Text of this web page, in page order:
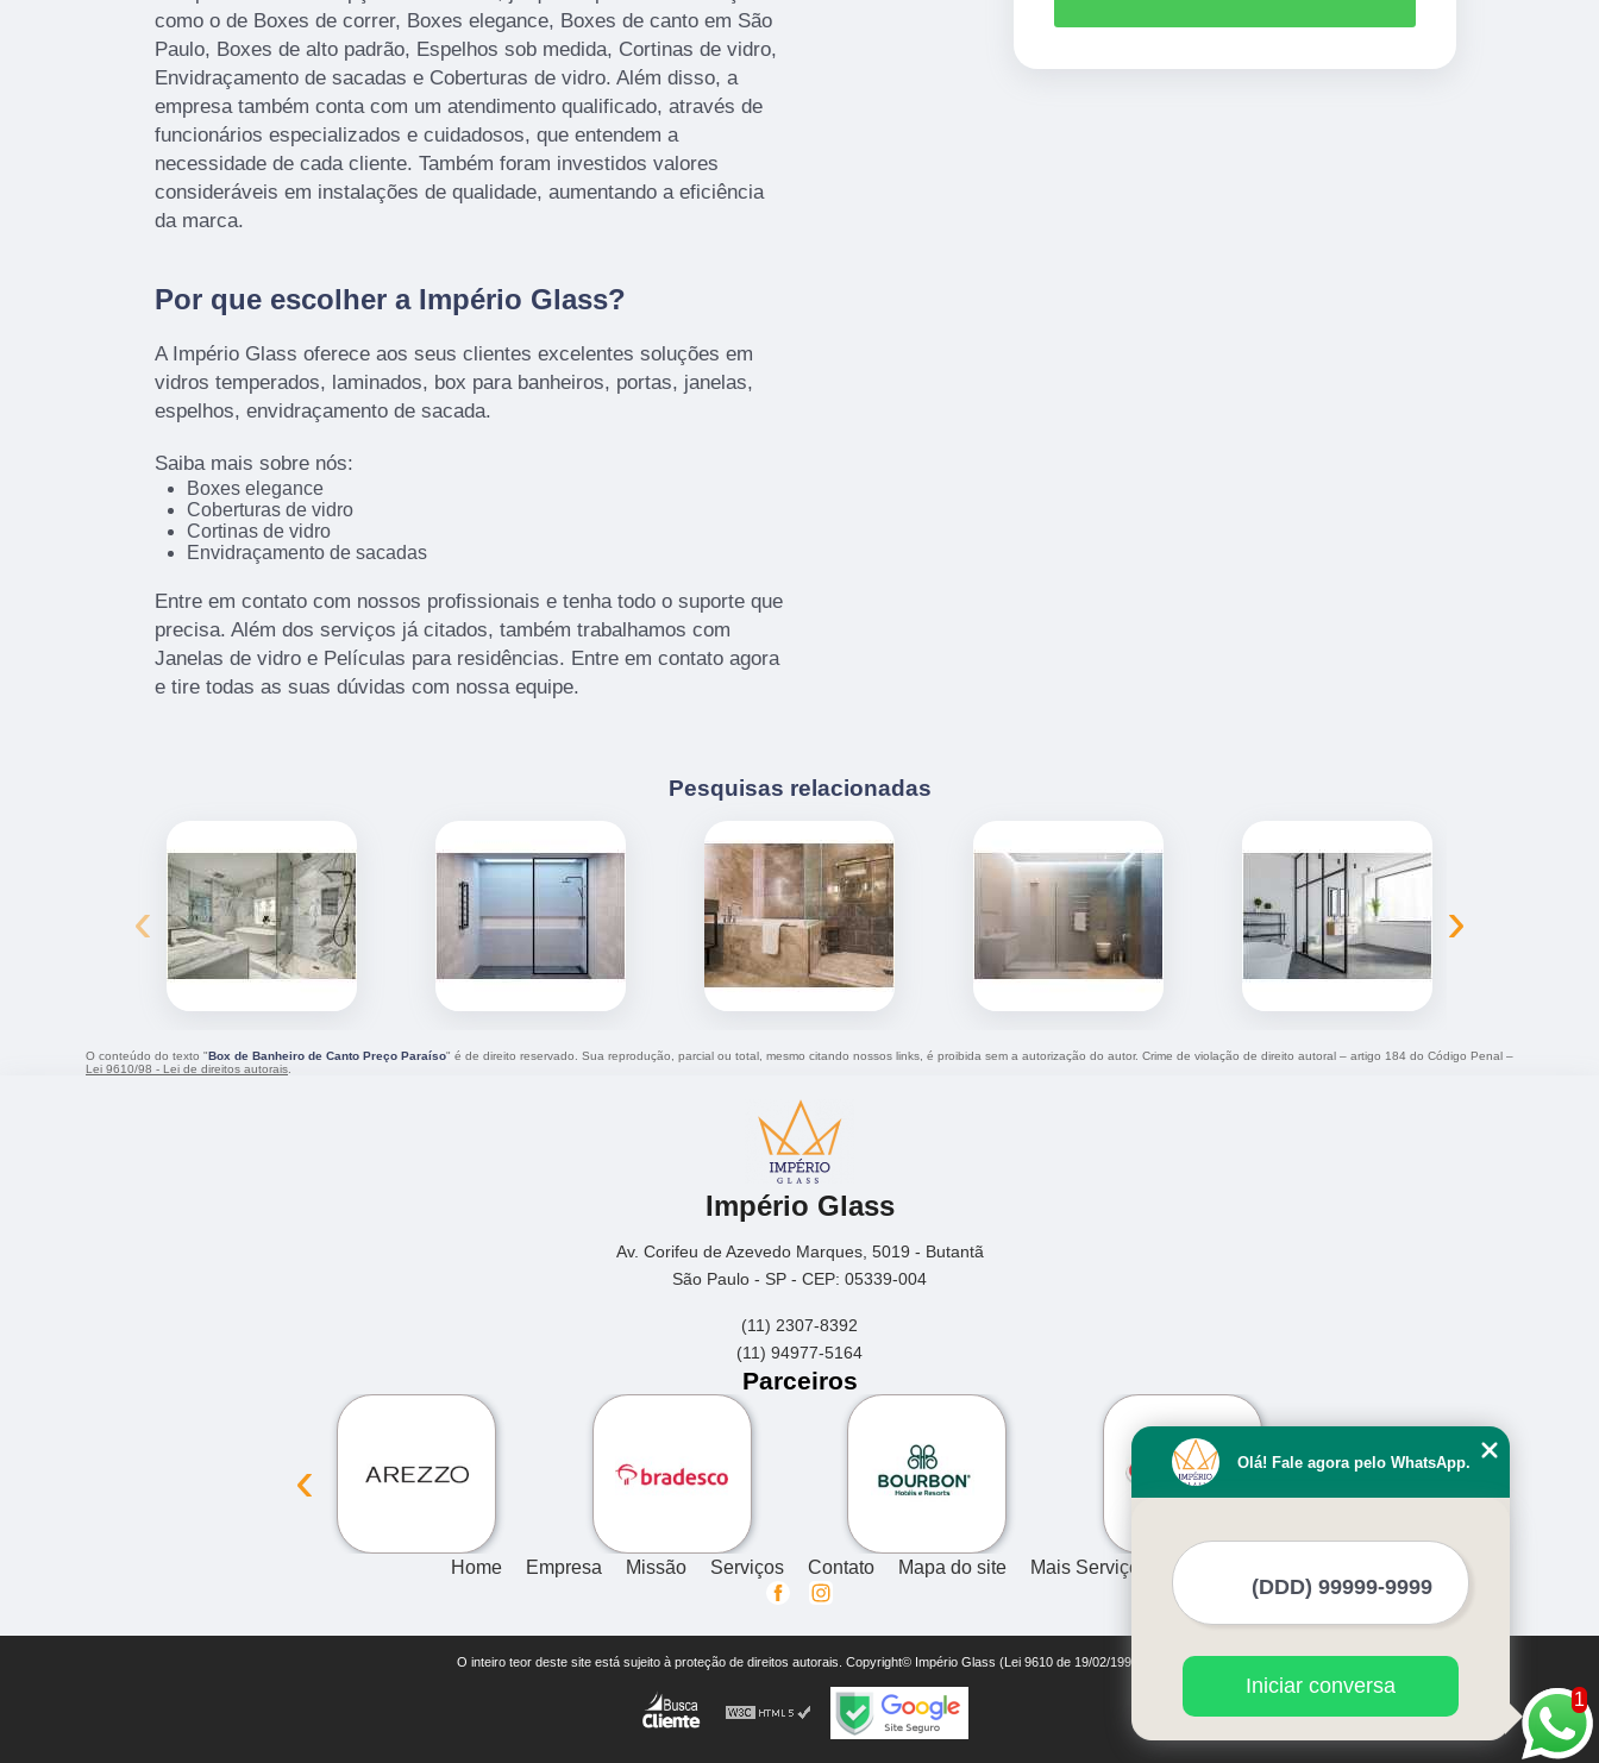
como o de Boxes de correr, Boxes elegance, Boxes de canto em São
Paulo, Boxes de alto padrão, Espelhos sob medida, Cortinas de vidro,
Envidraçamento de sacadas e Coberturas de vidro. Além disso, a
empresa também conta com um atendimento qualificado, através de
funcionários especializados e cuidadosos, que entendem a
necessidade de cada cliente. Também foram investidos valores
consideráveis em instalações de qualidade, aumentando a eficiência
da marca.
Por que escolher a Império Glass?
A Império Glass oferece aos seus clientes excelentes soluções em
vidros temperados, laminados, box para banheiros, portas, janelas,
espelhos, envidraçamento de sacada.
Saiba mais sobre nós:
Boxes elegance
Coberturas de vidro
Cortinas de vidro
Envidraçamento de sacadas
Entre em contato com nossos profissionais e tenha todo o suporte que
precisa. Além dos serviços já citados, também trabalhamos com
Janelas de vidro e Películas para residências. Entre em contato agora
e tire todas as suas dúvidas com nossa equipe.
Pesquisas relacionadas
‹ ›
O conteúdo do texto "Box de Banheiro de Canto Preço Paraíso" é de direito reservado. Sua reprodução, parcial ou total, mesmo citando nossos links, é proibida sem a autorização do autor. Crime de violação de direito autoral – artigo 184 do Código Penal –
Lei 9610/98 - Lei de direitos autorais
Império Glass
Av. Corifeu de Azevedo Marques, 5019 - Butantã
São Paulo - SP - CEP: 05339-004
(11) 2307-8392
(11) 94977-5164
Parceiros
‹ ›
Home Empresa Missão Serviços Contato Mapa do site Mais Serviços
O inteiro teor deste site está sujeito à proteção de direitos autorais. Copyright© Império Glass (Lei 9610 de 19/02/1998)
1
Olá! Fale agora pelo WhatsApp.
Iniciar conversa